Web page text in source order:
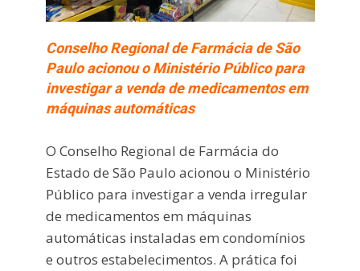
Conselho Regional de Farmácia de São
Paulo acionou o Ministério Público para
investigar a venda de medicamentos em
máquinas automáticas
O Conselho Regional de Farmácia do
Estado de São Paulo acionou o Ministério
Público para investigar a venda irregular
de medicamentos em máquinas
automáticas instaladas em condomínios
e outros estabelecimentos. A prática foi